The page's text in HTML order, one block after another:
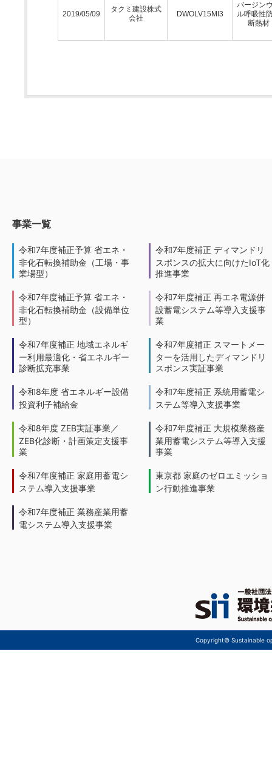
2019/05/09
タクミ建設株式
会社
DWOLV15MI3
バージン
ル呼吸性
断熱材
事業一覧
令和7年度補正予算 省エネ・
非化石転換補助金（工場・事
業場型）
令和7年度補正予算 省エネ・
非化石転換補助金（設備単位
型）
令和7年度補正 地域エネルギ
ー利用最適化・省エネルギー
診断拡充事業
令和8年度 省エネルギー設備
投資利子補給金
令和8年度 ZEB実証事業／
ZEB化診断・計画策定支援事
業
令和7年度補正 家庭用蓄電シ
ステム導入支援事業
令和7年度補正 業務産業用蓄
電システム導入支援事業
令和7年度補正 ディマンドリ
スポンスの拡大に向けたIoT化
推進事業
令和7年度補正 再エネ電源併
設蓄電システム等導入支援事
業
令和7年度補正 スマートメー
ターを活用したディマンドリ
スポンス実証事業
令和7年度補正 系統用蓄電シ
ステム等導入支援事業
令和7年度補正 大規模業務産
業用蓄電システム等導入支援
事業
東京都 家庭のゼロエミッショ
ン行動推進事業
Copyright© Sustainable